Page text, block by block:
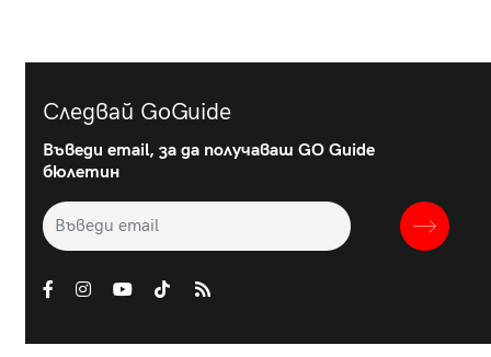
Следвай GoGuide
Въведи email, за да получаваш GO Guide
бюлетин